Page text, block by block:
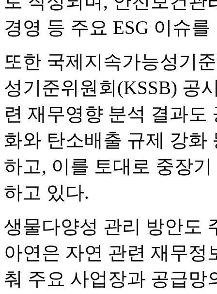
경영 등 주요 ESG 이슈
또한 국제지속가능성기
성기준위원회(KSSB) 공
련 재무영향 분석 결과
화와 탄소배출 규제 강화
하고, 이를 토대로 중장
하고 있다.
생물다양성 관리 방안도
아연은 자연 관련 재무정
춰 주요 사업장과 공급망